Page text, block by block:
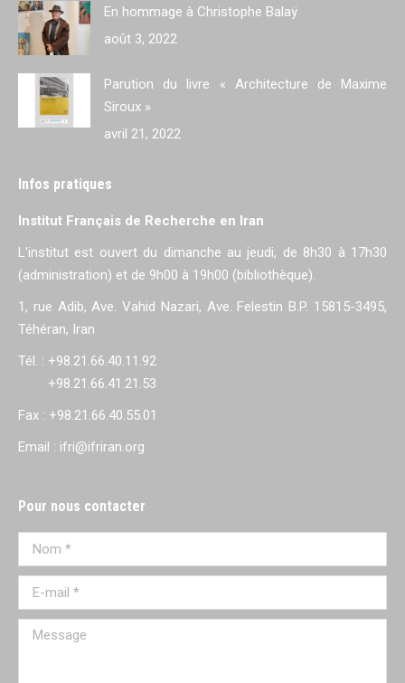
En hommage à Christophe Balaÿ
août 3, 2022
Parution du livre « Architecture de Maxime
Siroux »
avril 21, 2022
Infos pratiques
Institut Français de Recherche en Iran
L'institut est ouvert du dimanche au jeudi, de 8h30 à 17h30
(administration) et de 9h00 à 19h00 (bibliothèque).
1, rue Adib, Ave. Vahid Nazari, Ave. Felestin B.P. 15815-3495,
Téhéran, Iran
Tél. : +98.21.66.40.11.92
+98.21.66.41.21.53
Fax : +98.21.66.40.55.01
Email : ifri@ifriran.org
Pour nous contacter
Nom *
E-mail *
Message